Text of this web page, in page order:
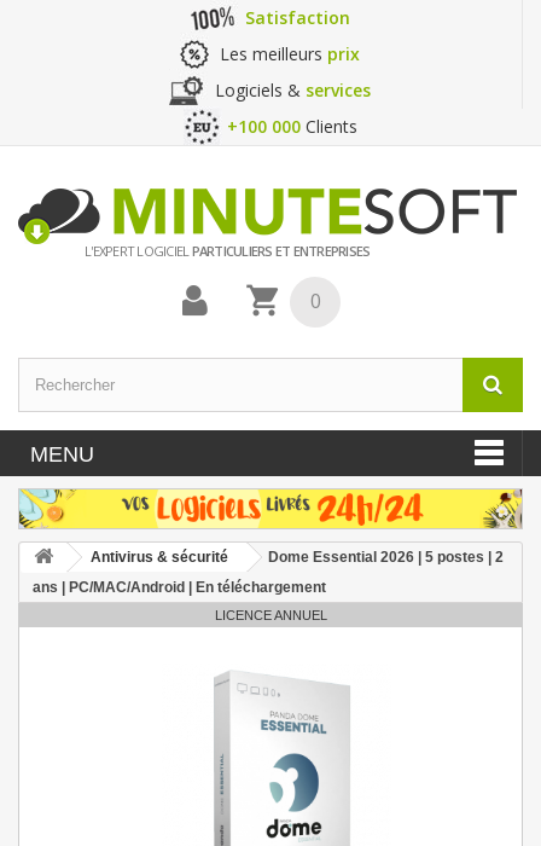
Satisfaction
Les meilleurs prix
Logiciels & services
+100 000 Clients
L'EXPERT LOGICIELPARTICULIERS ET ENTREPRISES
0
MENU
Antivirus & sécurité
Dome Essential 2026 | 5 postes | 2
ans | PC/MAC/Android | En téléchargement
LICENCE ANNUEL